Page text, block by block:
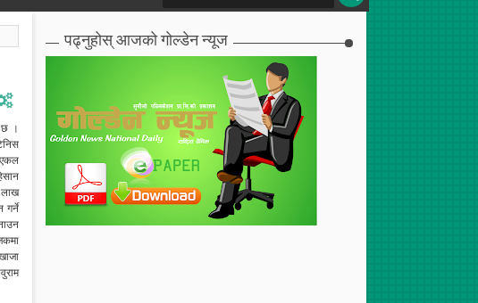
छ ।
एकल
लाख
गर्ने
पढ्नुहोस् आजको गोल्डेन न्यूज